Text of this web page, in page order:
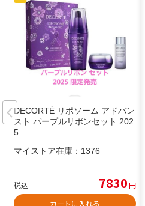
DECORTÉ リポソーム アドバン
スト パープルリボンセット 202
5
マイストア在庫： 1376
税込 7830円
カートに入れる